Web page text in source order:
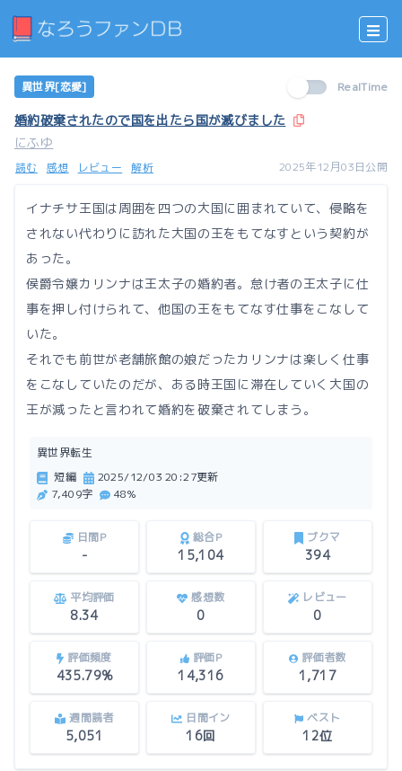
異世界[恋愛] RealTime
婚約破棄されたので国を出たら国が滅びました
にふゆ
読む 感想 レビュー 解析 2025年12月03日公開
イナチサ王国は周囲を四つの大国に囲まれていて、侵略を
されない代わりに訪れた大国の王をもてなすという契約が
あった。
侯爵令嬢カリンナは王太子の婚約者。怠け者の王太子に仕
事を押し付けられて、他国の王をもてなす仕事をこなして
いた。
それでも前世が老舗旅館の娘だったカリンナは楽しく仕事
をこなしていたのだが、ある時王国に滞在していく大国の
王が減ったと言われて婚約を破棄されてしまう。
異世界転生
短編
2025/12/03 20:27更新
7,409字
48%
日間P
-
総合P
15,104
ブクマ
394
平均評価
8.34
感想数
0
レビュー
0
評価頻度
435.79%
評価P
14,316
評価者数
1,717
週間読者
5,051
日間イン
16回
ベスト
12位